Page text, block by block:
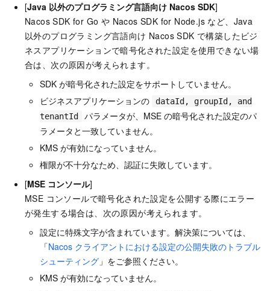
[Java 以外のプログラミング言語向け Nacos SDK]
Nacos SDK for Go や Nacos SDK for Node.js など、Java
以外のプログラミング言語向け Nacos SDK で構築したビジ
ネスアプリケーションで暗号化された設定を使用できない場
合は、次の原因が考えられます。
SDK が暗号化された設定をサポートしていません。
ビジネスアプリケーションの
dataId, groupId, and
tenantId
パラメータが、MSE の暗号化された設定のパ
ラメータと一致していません。
KMS が有効になっていません。
権限が不十分なため、認証に失敗しています。
[MSE コンソール]
MSE コンソールで暗号化された設定を公開する際にエラー
が発生する場合は、次の原因が考えられます。
設定に特殊文字が含まれています。解決策については、
「Nacos クライアントにおける設定の公開失敗のトラブル
シューティング 」をご参照ください。
KMS が有効になっていません。